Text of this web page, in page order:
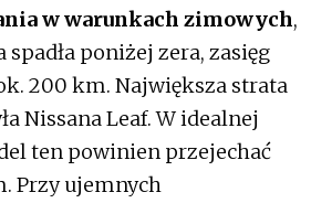
w warunkach zimowych,
poniżej zera, zasięg
200 km. Największa strata
Nissana Leaf. W idealnej
ten powinien przejechać
Przy ujemnych